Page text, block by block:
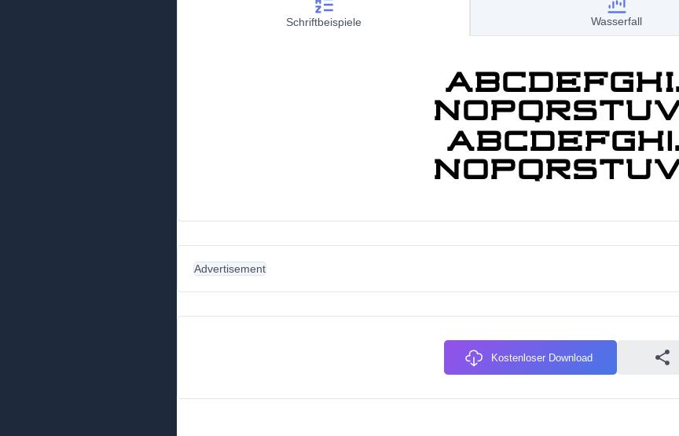
Schriftbeispiele Wasserfall
Advertisement
Kostenloser Download